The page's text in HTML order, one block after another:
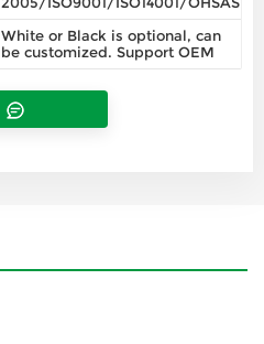
White or Black is optional, can
be customized. Support OEM